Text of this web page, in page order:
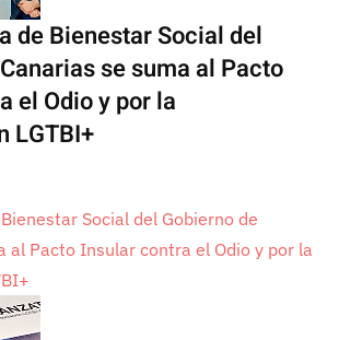
de Bienestar Social del
se suma al Pacto
el Odio y por la
LGTBI+
Social del Gobierno de
al Pacto Insular contra el Odio y por la